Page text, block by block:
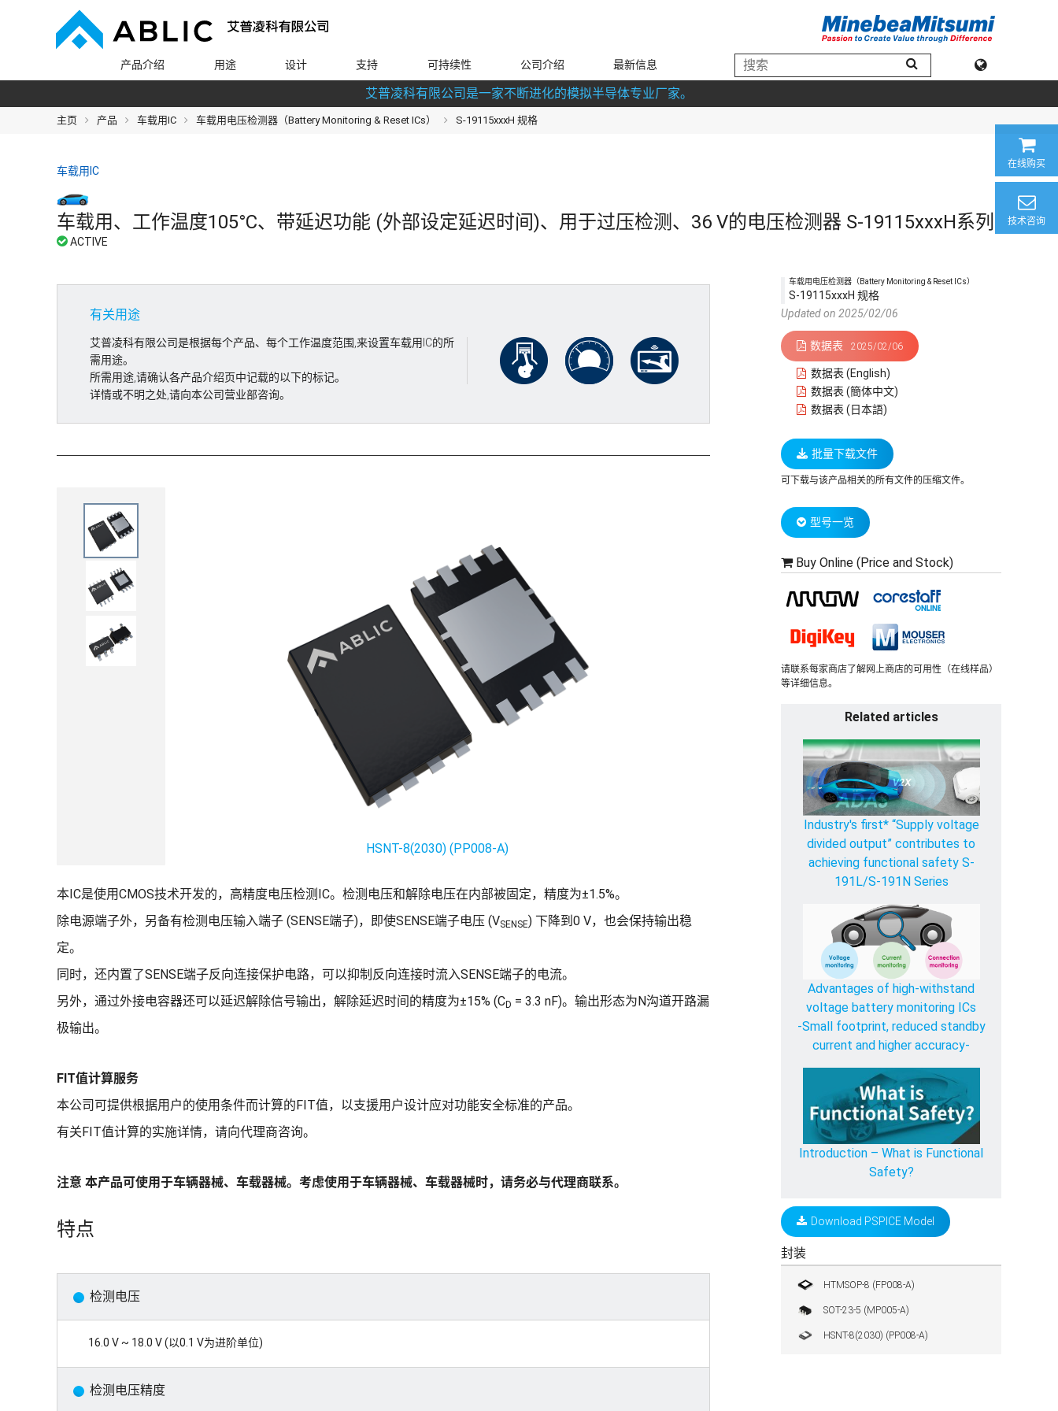
产品介绍 用途 设计 支持 可持续性 公司介绍 最新信息
艾普凌科有限公司是一家不断进化的模拟半导体专业厂家。
主页 产品 车载用IC 车载用电压检测器（Battery Monitoring & Reset ICs） S-19115xxxH 规格
在线购买
技术咨询
车载用IC
车载用、工作温度105°C、带延迟功能 (外部设定延迟时间)、用于过压检测、36 V的电压检测器 S-19115xxxH系列
车载用电压检测器（Battery Monitoring & Reset ICs）
S-19115xxxH 规格
Updated on 2025/02/06
数据表 2025/02/06
数据表 (English)
数据表 (簡体中文)
数据表 (日本語)
批量下载文件
可下载与该产品相关的所有文件的压缩文件。
型号一览
Buy Online (Price and Stock)
请联系每家商店了解网上商店的可用性（在线样品）
等详细信息。
Related articles
Industry's first* “Supply voltage
divided output” contributes to
achieving functional safety S-
191L/S-191N Series
Advantages of high-withstand
voltage battery monitoring ICs
-Small footprint, reduced standby
current and higher accuracy-
Introduction – What is Functional
Safety?
Download PSPICE Model
封装
HTMSOP-8 (FP008-A)
SOT-23-5 (MP005-A)
HSNT-8(2030) (PP008-A)
有关用途
艾普凌科有限公司是根据每个产品、每个工作温度范围,来设置车载用IC的所
需用途。
所需用途,请确认各产品介绍页中记载的以下的标记。
详情或不明之处,请向本公司营业部咨询。
HSNT-8(2030) (PP008-A)
本IC是使用CMOS技术开发的，高精度电压检测IC。检测电压和解除电压在内部被固定，精度为±1.5%。
除电源端子外，另备有检测电压输入端子 (SENSE端子)，即使SENSE端子电压 (VSENSE) 下降到0 V，也会保持输出稳
定。
同时，还内置了SENSE端子反向连接保护电路，可以抑制反向连接时流入SENSE端子的电流。
另外，通过外接电容器还可以延迟解除信号输出，解除延迟时间的精度为±15% (CD = 3.3 nF)。输出形态为N沟道开路漏
极输出。
FIT值计算服务
本公司可提供根据用户的使用条件而计算的FIT值，以支援用户设计应对功能安全标准的产品。
有关FIT值计算的实施详情，请向代理商咨询。
注意 本产品可使用于车辆器械、车载器械。考虑使用于车辆器械、车载器械时，请务必与代理商联系。
特点
检测电压
16.0 V ~ 18.0 V (以0.1 V为进阶单位)
检测电压精度